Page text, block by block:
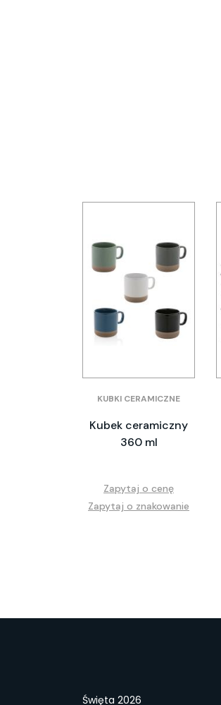
KUBKI CERAMICZNE
Kubek ceramiczny
360 ml
Zapytaj o cenę
Zapytaj o znakowanie
Święta 2026